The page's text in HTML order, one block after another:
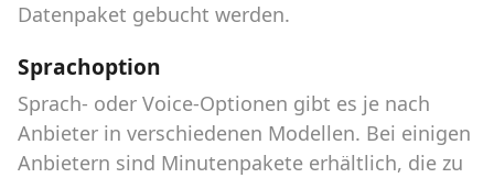
Datenpaket gebucht werden.
Sprachoption
Sprach- oder Voice-Optionen gibt es je nach
Anbieter in verschiedenen Modellen. Bei einigen
Anbietern sind Minutenpakete erhältlich, die zu